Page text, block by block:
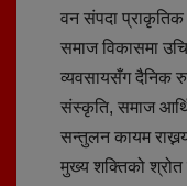
वन संपदा
समाज विकासमा
व्यवसायसँग दैनिक
संस्कृति, समाज
सन्तुलन कायम
मुख्य शक्तिको